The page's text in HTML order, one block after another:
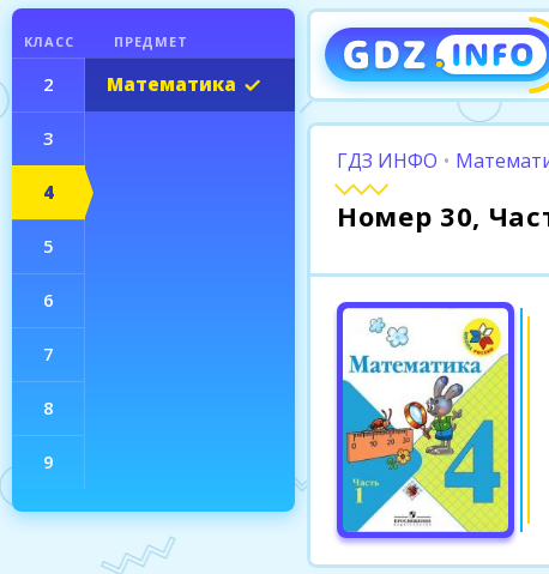
ГДЗ ИНФО •
Номер 30,
КЛАСС ПРЕДМЕТ
2
3
4
Математика
5
6
7
8
9